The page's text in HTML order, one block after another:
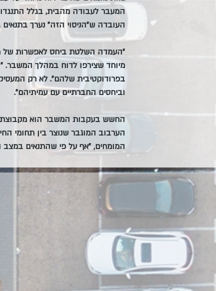
המעבר לעבודה מהבית, בגלל
העובדה ש"הניסוי הזה" נערך
"העמדה השלטת ביחס לאפשרות של
מיוחד שצירפו לדוח במהלך המשבר.
בפרודוקטיבית שלהם". לא רק
וביחסים החברתיים עם עמיתיהם".
החשש בעקבות המשבר הוא מקבוצת
הערבוב המוגבר שנוצר בין תחומי
המומחים, "אף על פי שהתנאים